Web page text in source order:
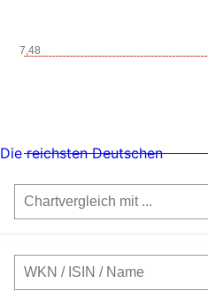
7,48
Die reichsten Deutschen